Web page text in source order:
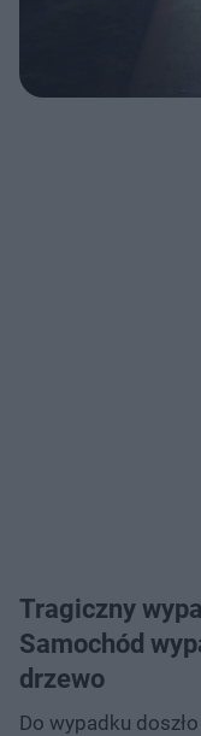
Tragiczny
Samochód
drzewo
Do wypadku